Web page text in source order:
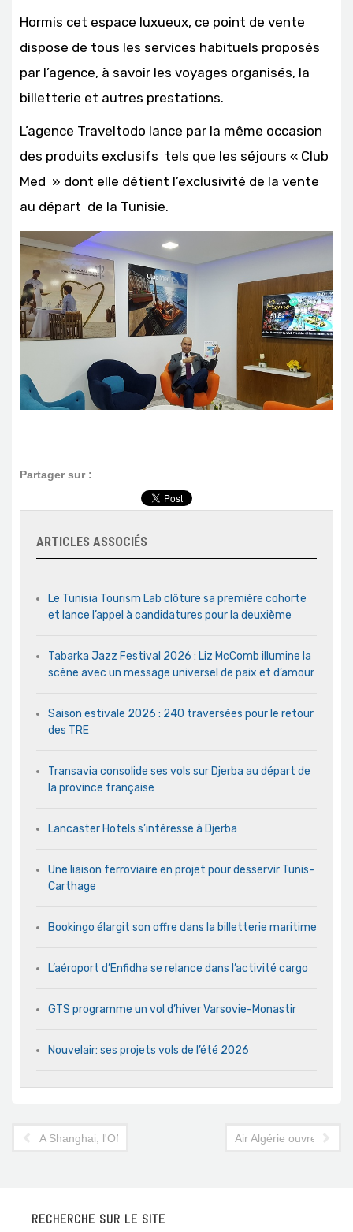
Hormis cet espace luxueux, ce point de vente
dispose de tous les services habituels proposés
par l’agence, à savoir les voyages organisés, la
billetterie et autres prestations.
L’agence Traveltodo lance par la même occasion
des produits exclusifs tels que les séjours « Club
Med » dont elle détient l’exclusivité de la vente
au départ de la Tunisie.
Partager sur :
ARTICLES ASSOCIÉS
Le Tunisia Tourism Lab clôture sa première cohorte
et lance l’appel à candidatures pour la deuxième
Tabarka Jazz Festival 2026 : Liz McComb illumine la
scène avec un message universel de paix et d’amour
Saison estivale 2026 : 240 traversées pour le retour
des TRE
Transavia consolide ses vols sur Djerba au départ de
la province française
Lancaster Hotels s’intéresse à Djerba
Une liaison ferroviaire en projet pour desservir Tunis-
Carthage
Bookingo élargit son offre dans la billetterie maritime
L’aéroport d’Enfidha se relance dans l’activité cargo
GTS programme un vol d’hiver Varsovie-Monastir
Nouvelair: ses projets vols de l’été 2026
A Shanghai, l'ONTT lorgne vers China Southern Airlines
Air Algérie ouvre une
RECHERCHE SUR LE SITE